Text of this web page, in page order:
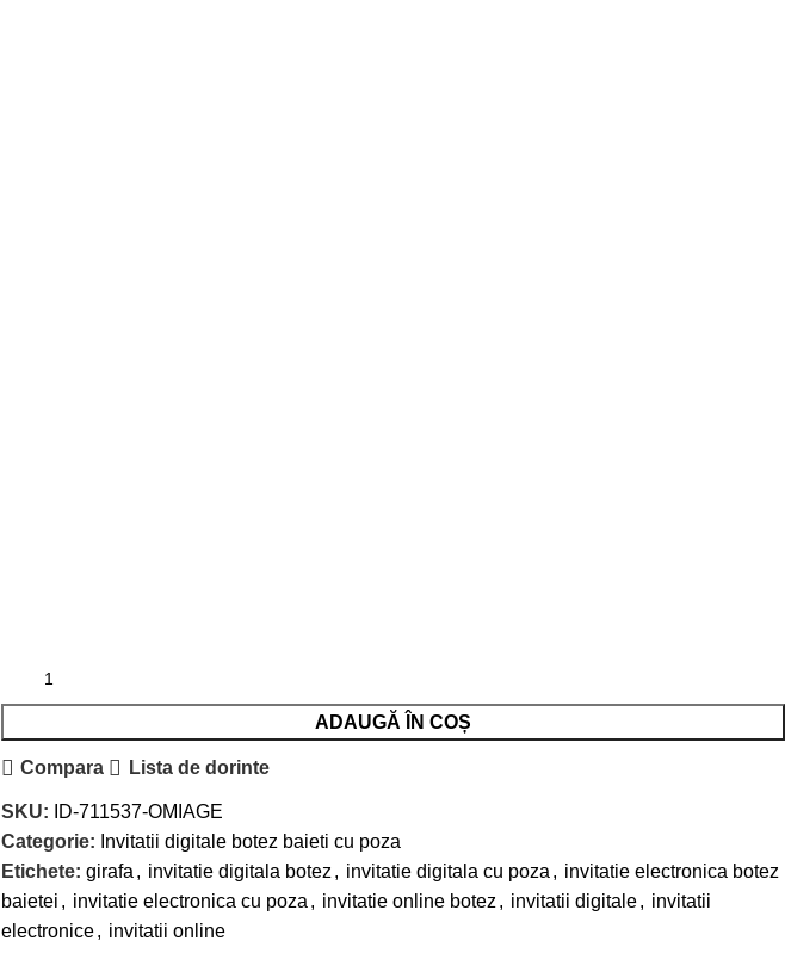
ADAUGĂ ÎN COȘ
Compara Lista de dorinte
SKU:
ID-711537-OMIAGE
Categorie: Invitatii digitale botez baieti cu poza
Etichete: girafa , invitatie digitala botez , invitatie digitala cu poza , invitatie electronica botez
baietei , invitatie electronica cu poza , invitatie online botez , invitatii digitale, invitatii
electronice, invitatii online